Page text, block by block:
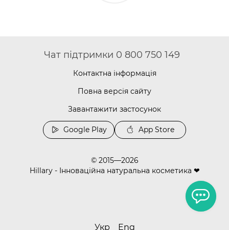
Чат підтримки 0 800 750 149
Контактна інформація
Повна версія сайту
Завантажити застосунок
Google Play App Store
© 2015—2026
Hillary - Інноваційна натуральна косметика ❤
Укр Eng